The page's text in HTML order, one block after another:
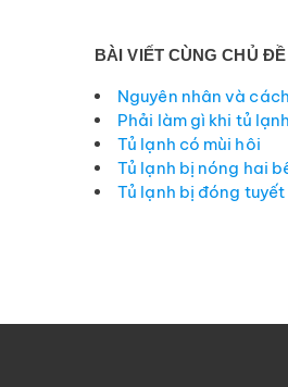
BÀI VIẾT CÙNG CHỦ ĐỀ
Nguyên nhân và
Phải làm gì khi tủ
Tủ lạnh có mùi hôi
Tủ lạnh bị nóng hai
Tủ lạnh bị đóng tuyết